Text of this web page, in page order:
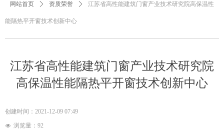
网站首页 ꄲ 资质荣誉 ꄲ 江苏省高性能建筑门窗产业技术研究院高保温性
能隔热平开窗技术创新中心
创建时间： 2021-12-09 07:49
江苏省高性能建筑门窗产业技术研究院
高保温性能隔热平开窗技术创新中心
넶 浏览量： 92